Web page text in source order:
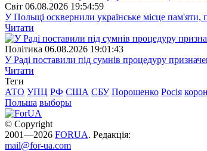
Свiт 06.08.2026 19:54:59
У Польщі осквернили українське місце пам'яти,
Читати
Полiтика 06.08.2026 19:01:43
У Раді поставили під сумнів процедуру
Читати
Теги
АТО УПЦ РФ США СБУ Порошенко Росія
Польша выборы
© Copyright
2001—2026 FORUA. Редакція:
mail@for-ua.com